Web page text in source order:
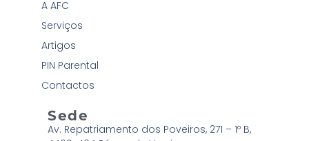
A AFC
Serviços
Artigos
PIN Parental
Contactos
Sede
Av. Repatriamento dos Poveiros, 271 – 1º B,